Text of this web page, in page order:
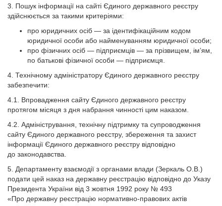
3. Пошук інформації на сайті Єдиного державного реєстру
здійснюється за такими критеріями:
про юридичних осіб — за ідентифікаційним кодом
юридичної особи або найменуванням юридичної особи;
про фізичних осіб — підприємців — за прізвищем, ім’ям,
по батькові фізичної особи — підприємця.
4. Технічному адміністратору Єдиного державного реєстру
забезпечити:
4.1. Впровадження сайту Єдиного державного реєстру
протягом місяця з дня набрання чинності цим наказом.
4.2. Адміністрування, технічну підтримку та супроводження
сайту Єдиного державного реєстру, збереження та захист
інформації Єдиного державного реєстру відповідно
до законодавства.
5. Департаменту взаємодії з органами влади (Зеркаль О.В.)
подати цей наказ на державну реєстрацію відповідно до Указу
Президента України від 3 жовтня 1992 року № 493
«Про державну реєстрацію нормативно-правових актів